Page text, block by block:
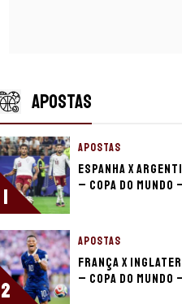
APOSTAS
1
APOSTAS
Espanha x
– Copa do Mundo
2
APOSTAS
França x
– Copa do Mundo